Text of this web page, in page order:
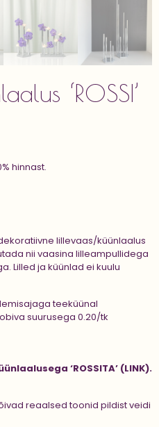
‘ROSSI’
hinnast.
lillevaas/küünlaalus
nii vaasina lilleampullidega
Lilled ja küünlad ei kuulu
teeküünal
suurusega 0.20/tk
‘ROSSITA’ (LINK).
reaalsed toonid pildist veidi